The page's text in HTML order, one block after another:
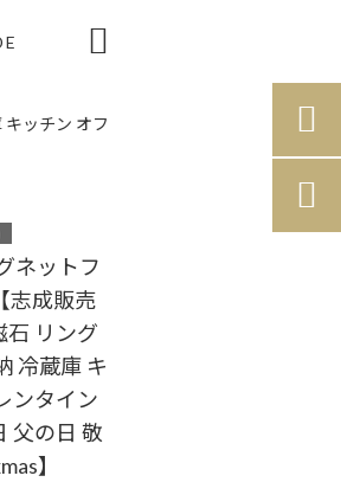

ッチン オフ
ネットフ
志成販売
リング
冷蔵庫 キ
ンタイン
父の日 敬
】

